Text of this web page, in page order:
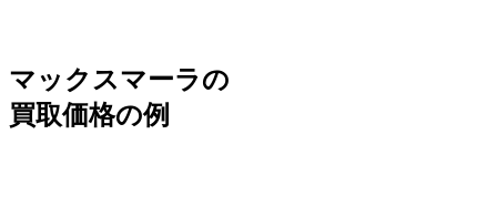
マックスマーラの
買取価格の例